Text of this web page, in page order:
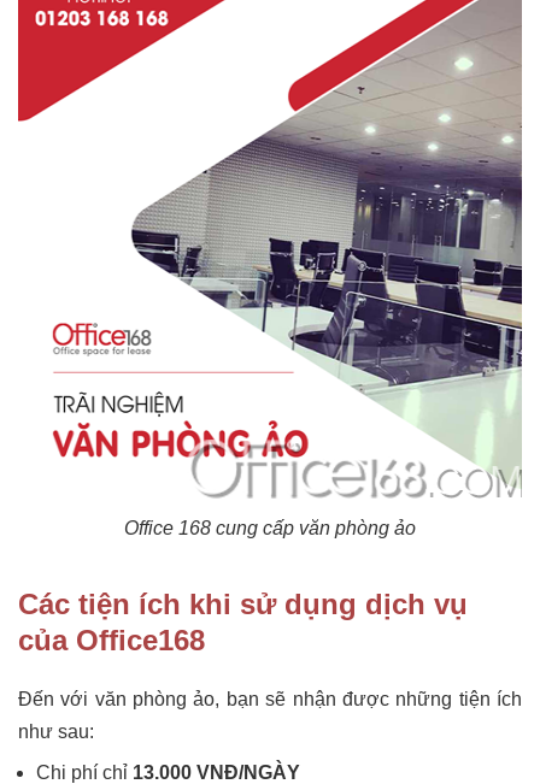
Office 168 cung cấp văn phòng ảo
Các tiện ích khi sử dụng dịch vụ
của Office168
Đến với văn phòng ảo, bạn sẽ nhận được những tiện ích
như sau:
Chi phí chỉ 13.000 VNĐ/NGÀY